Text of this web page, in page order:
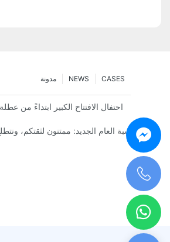
CASES
NEWS مدونة
أطلقت XMFortunate مجموعة جديدة من قبعات الشمس لربيع وصيف هذا العام، تجمع بين الأناقة والعملية والجودة.
احتفال الافتتاح الكبير ابتداءً من عطلة
تهانينا بمناسبة العام الجديد: ممتنون لثقتكم،